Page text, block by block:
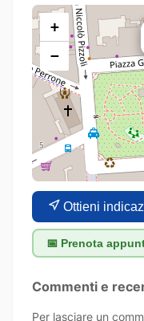
+
−
Ottieni
📅 Prenota
Commenti e
Per lasciare un